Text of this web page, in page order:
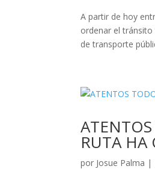
A partir de hoy
ordenar el tránsito
de transporte
RUTA HA
por Josue Palma |